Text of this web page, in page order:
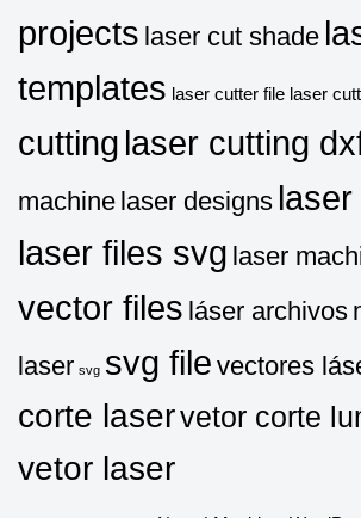
projects laser cut shade
templates laser cutter file laser
cutting laser cutting
machine laser designs
laser files svg laser
vector files láser archivos
laser svg svg file vectores
corte laservetor corte
vetor laser